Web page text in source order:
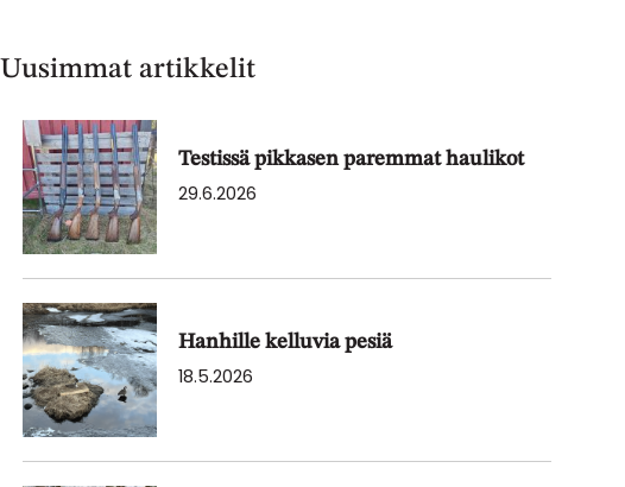
Uusimmat artikkelit
Testissä pikkasen paremmat haulikot
29.6.2026
Hanhille kelluvia pesiä
18.5.2026